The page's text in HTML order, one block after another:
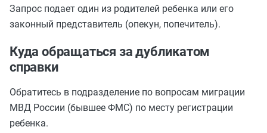
Запрос подает один из родителей ребенка или его
законный представитель (опекун, попечитель).
Куда обращаться за дубликатом
справки
Обратитесь в подразделение по вопросам миграции
МВД России (бывшее ФМС) по месту регистрации
ребенка.